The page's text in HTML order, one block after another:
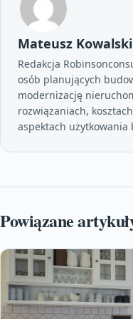
Mateusz Kowalski
Redakcja
osób planujących
modernizację
rozwiązaniach,
aspektach użytkowania
Powiązane